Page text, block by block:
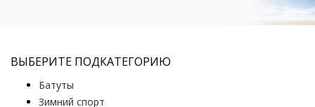
ВЫБЕРИТЕ ПОДКАТЕГОРИЮ
Батуты
Зимний спорт